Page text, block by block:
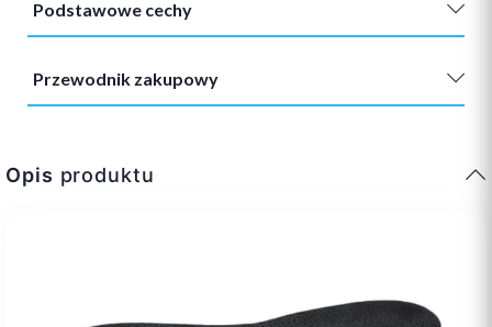
Podstawowe cechy
Przewodnik zakupowy
Opis produktu